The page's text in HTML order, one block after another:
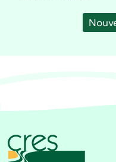
CRES Paca -